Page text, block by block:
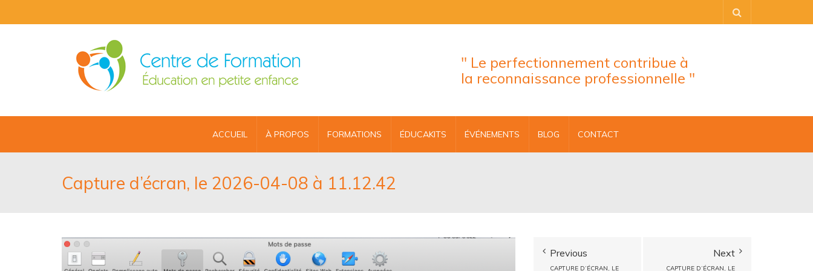
" Le perfectionnement contribue à
la reconnaissance professionnelle "
ACCUEIL À PROPOS FORMATIONS ÉDUCAKITS ÉVÉNEMENTS BLOG CONTACT
Capture d’écran, le 2026-04-08 à 11.12.42
Previous
CAPTURE D’ÉCRAN, LE
Next
CAPTURE D’ÉCRAN, LE